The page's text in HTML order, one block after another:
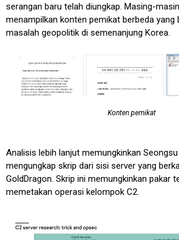
serangan baru telah diungkap. Masing-
menampilkan konten pemikat berbeda yang
masalah geopolitik di semenanjung Korea.
Konten pemikat
Analisis lebih lanjut memungkinkan
mengungkap skrip dari sisi server yang
GoldDragon. Skrip ini memungkinkan pakar
memetakan operasi kelompok C2.